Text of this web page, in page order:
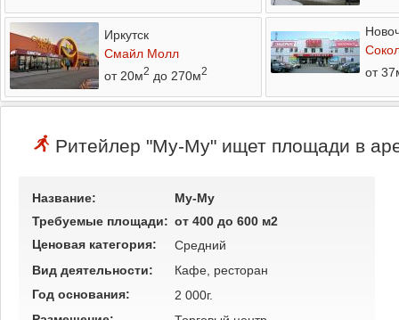
Иркутск
Смайл Молл
от 20м2 до 270м2
от
Ритейлер "Му-Му" ищет площади в
Название:
Му-Му
Требуемые площади: от 400 до 600 м2
Ценовая категория:
Средний
Вид деятельности:
Кафе, ресторан
Год основания:
2 000г.